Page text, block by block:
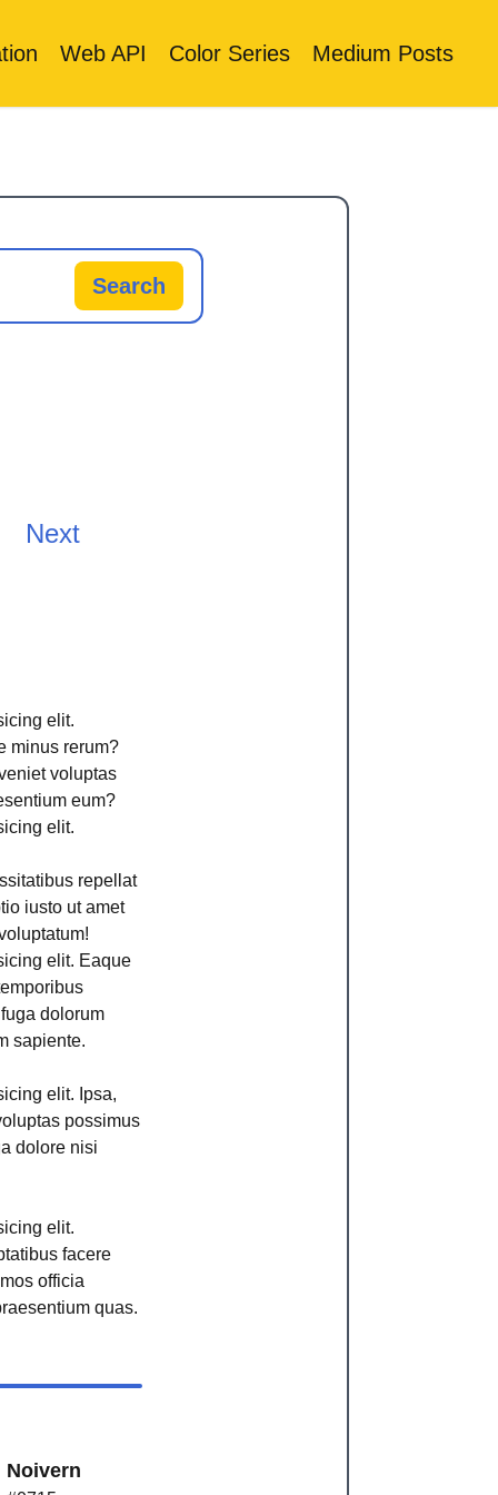
Web API Color Series Medium Posts
Search
Next
elit.
minus rerum?
voluptas
eum?
elit.
repellat
iusto ut amet
elit. Eaque
dolorum
sapiente.
elit. Ipsa,
possimus
dolore nisi
elit.
facere
officia
quas.
Noivern